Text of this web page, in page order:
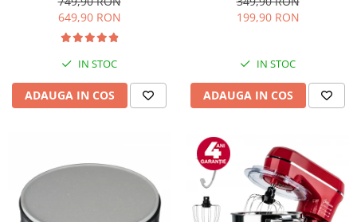
Termostat reglabil, Alb
649,90 RON
IN STOC
ADAUGA IN COS
programe predefinite, Negru
199,90 RON
IN STOC
ADAUGA IN COS